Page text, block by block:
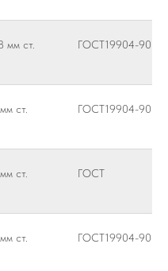
мм ст.
ГОСТ19904-90 /
ст.
ГОСТ19904-90 /
ст.
ГОСТ
ст.
ГОСТ19904-90 /